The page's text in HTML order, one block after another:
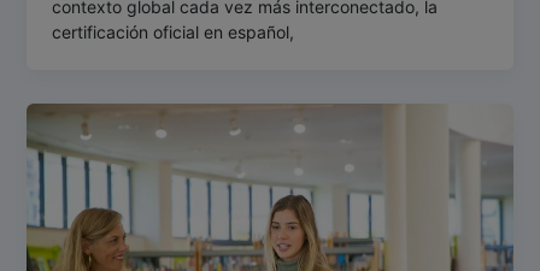
contexto global cada vez más interconectado, la
certificación oficial en español,